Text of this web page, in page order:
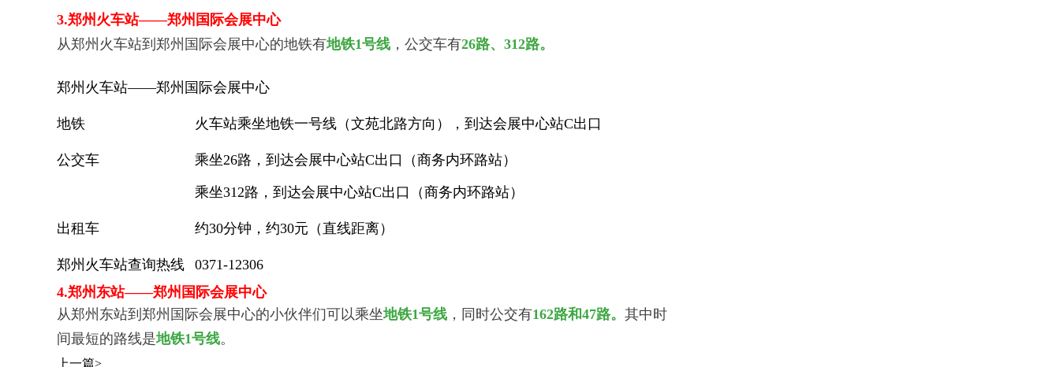
3.郑州火车站——郑州国际会展中心
从郑州火车站到郑州国际会展中心的地铁有地铁1号线 ，公交车有26路、312路。
郑州火车站——郑州国际会展中心
地铁 火车站乘坐地铁一号线（文苑北路方向），到达会展中心站C出口
公交车 乘坐26路，到达会展中心站C出口（商务内环路站）
乘坐312路，到达会展中心站C出口（商务内环路站）
出租车 约30分钟，约30元（直线距离）
郑州火车站查询热线
0371-12306
4.郑州东站——郑州国际会展中心
从郑州东站到郑州国际会展中心的小伙伴们可以乘坐地铁1号线 ，同时公交有162路和47路。 其中时
间最短的路线是地铁1号线。
上一篇>